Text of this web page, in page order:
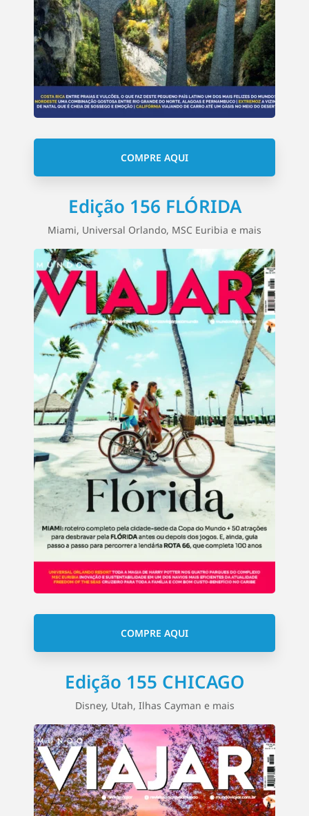
COMPRE AQUI
Edição 156 FLÓRIDA
Miami, Universal Orlando, MSC Euribia e mais
COMPRE AQUI
Edição 155 CHICAGO
Disney, Utah, Ilhas Cayman e mais